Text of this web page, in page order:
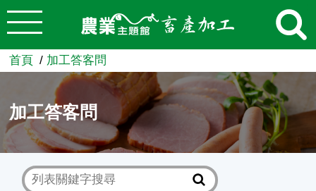
跳到主要內容
農業知識入口網
首頁 加工答客問
加工答客問